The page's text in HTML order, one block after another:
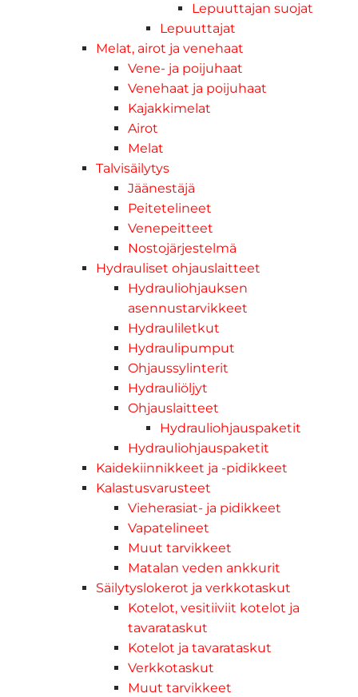
Lepuuttajan suojat
Lepuuttajat
Melat, airot ja venehaat
Vene- ja poijuhaat
Venehaat ja poijuhaat
Kajakkimelat
Airot
Melat
Talvisäilytys
Jäänestäjä
Peitetelineet
Venepeitteet
Nostojärjestelmä
Hydrauliset ohjauslaitteet
Hydrauliohjauksen
asennustarvikkeet
Hydrauliletkut
Hydraulipumput
Ohjaussylinterit
Hydrauliöljyt
Ohjauslaitteet
Hydrauliohjauspaketit
Hydrauliohjauspaketit
Kaidekiinnikkeet ja -pidikkeet
Kalastusvarusteet
Vieherasiat- ja pidikkeet
Vapatelineet
Muut tarvikkeet
Matalan veden ankkurit
Säilytyslokerot ja verkkotaskut
Kotelot, vesitiiviit kotelot ja
tavarataskut
Kotelot ja tavarataskut
Verkkotaskut
Muut tarvikkeet